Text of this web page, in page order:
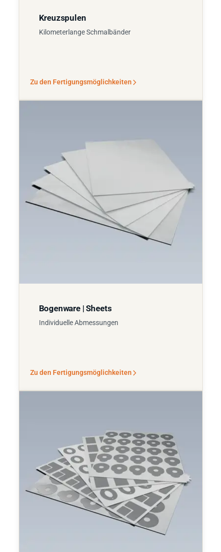
Kreuzspulen
Kilometerlange Schmalbänder
Zu den Fertigungsmöglichkeiten
Bogenware | Sheets
Individuelle Abmessungen
Zu den Fertigungsmöglichkeiten